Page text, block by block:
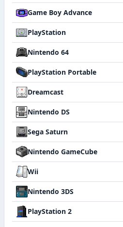
Game Boy Advance
PlayStation
Nintendo 64
PlayStation Portable
Dreamcast
Nintendo DS
Sega Saturn
Nintendo GameCube
Wii
Nintendo 3DS
PlayStation 2